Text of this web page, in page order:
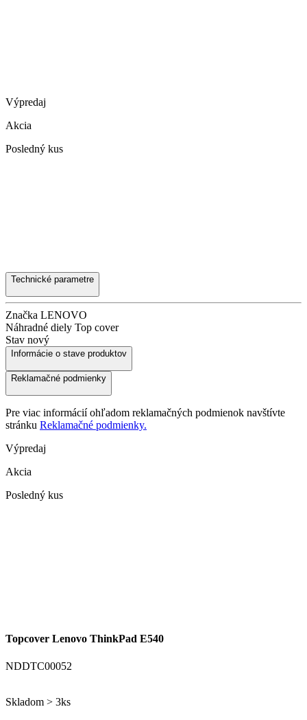
Výpredaj
Akcia
Posledný kus
Technické parametre
Značka LENOVO
Náhradné diely Top cover
Stav nový
Informácie o stave produktov
Reklamačné podmienky
Pre viac informácií ohľadom reklamačných podmienok navštívte
stránku Reklamačné podmienky.
Výpredaj
Akcia
Posledný kus
Topcover Lenovo ThinkPad E540
NDDTC00052
Skladom > 3ks